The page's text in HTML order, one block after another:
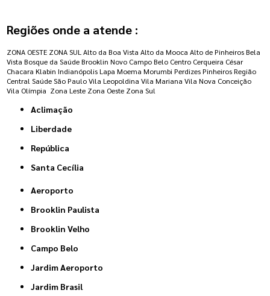
Regiões onde a atende :
ZONA OESTE ZONA SUL Alto da Boa Vista Alto da Mooca Alto de Pinheiros Bela
Vista Bosque da Saúde Brooklin Novo Campo Belo Centro Cerqueira César
Chacara Klabin Indianópolis Lapa Moema Morumbi Perdizes Pinheiros Região
Central Saúde São Paulo Vila Leopoldina Vila Mariana Vila Nova Conceição
Vila Olímpia Zona Leste Zona Oeste Zona Sul
Aclimação
Liberdade
República
Santa Cecília
Aeroporto
Brooklin Paulista
Brooklin Velho
Campo Belo
Jardim Aeroporto
Jardim Brasil